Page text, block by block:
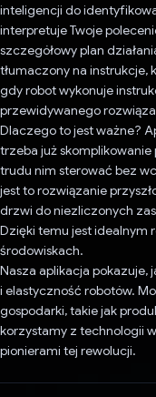
inteligencji do
interpretuje Twoje
szczegółowy plan
tłumaczony na instrukcje,
gdy robot wykonuje
przewidywanego
Dlaczego to jest ważne?
trzeba już
trudu nim sterować bez
jest to rozwiązanie
drzwi do niezliczonych
Dzięki temu jest idealnym
środowiskach.
Nasza aplikacja pokazuje,
i elastyczność robotów.
gospodarki, takie jak
korzystamy z technologii
pionierami tej rewolucji.